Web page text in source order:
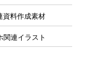
資料作成素材
関連イラスト